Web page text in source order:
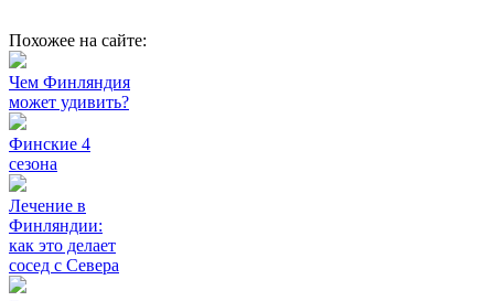
Похожее на сайте:
Чем Финляндия
может удивить?
Финские 4
сезона
Лечение в
Финляндии:
как это делает
сосед с Севера